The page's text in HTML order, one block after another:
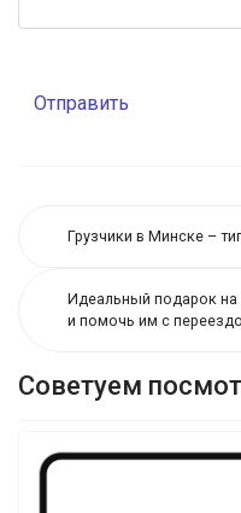
Отправить
Грузчики в Минске –
Идеальный подарок на
и помочь им с
Советуем